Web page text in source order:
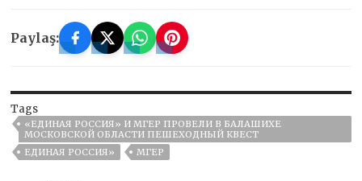
Paylaş:
Tags
«ЕДИНАЯ РОССИЯ» И МГЕР ПРОВЕЛИ В БАЛАШИХЕ
МОСКОВСКОЙ ОБЛАСТИ ПЕШЕХОДНЫЙ КВЕСТ
ЕДИНАЯ РОССИЯ»
МГЕР